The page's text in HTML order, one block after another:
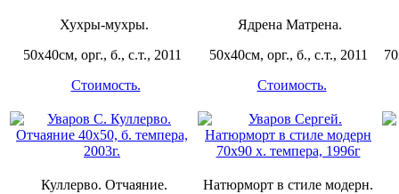
Хухры-мухры.
50х40см, орг., б., с.т., 2011
Стоимость.
Ядрена Матрена.
50х40см, орг., б., с.т., 2011
Стоимость.
Куллерво. Отчаяние.
Натюрморт в стиле модерн.